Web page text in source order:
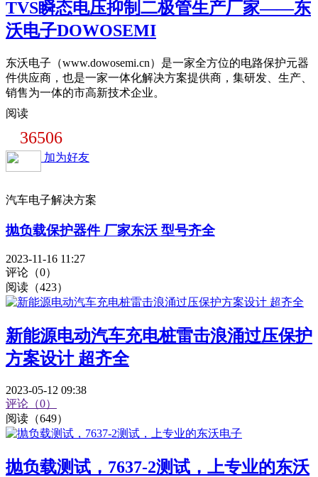
TVS瞬态电压抑制二极管生产厂家——东
沃电子DOWOSEMI
东沃电子（www.dowosemi.cn）是一家全方位的电路保护元器
件供应商，也是一家一体化解决方案提供商，集研发、生产、
销售为一体的市高新技术企业。
阅读
36506
加为好友
汽车电子解决方案
抛负载保护器件 厂家东沃 型号齐全
2023-11-16 11:27
评论（0）
阅读（423）
新能源电动汽车充电桩雷击浪涌过压保护
方案设计 超齐全
2023-05-12 09:38
评论（0）
阅读（649）
抛负载测试，7637-2测试，上专业的东沃